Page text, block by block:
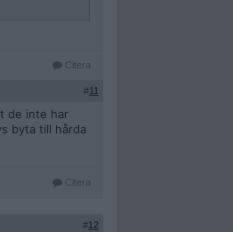
Citera
#11
de inte har
byta till hårda
Citera
#12